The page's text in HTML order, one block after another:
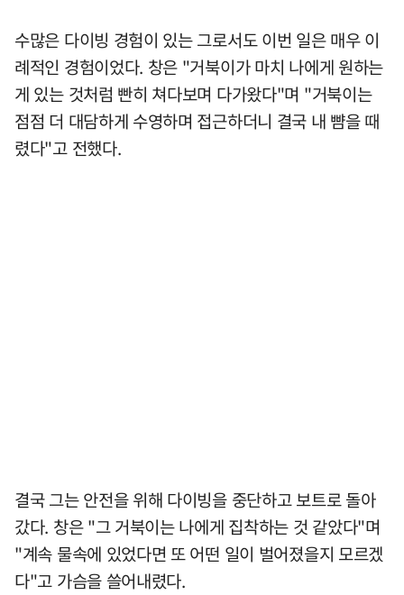
수많은 다이빙 경험이 있는 그로서도 이번 일은 매우 이
례적인 경험이었다. 창은 "거북이가 마치 나에게 원하는
게 있는 것처럼 빤히 쳐다보며 다가왔다"며 "거북이는
점점 더 대담하게 수영하며 접근하더니 결국 내 뺨을 때
렸다"고 전했다.
결국 그는 안전을 위해 다이빙을 중단하고 보트로 돌아
갔다. 창은 "그 거북이는 나에게 집착하는 것 같았다"며
"계속 물속에 있었다면 또 어떤 일이 벌어졌을지 모르겠
다"고 가슴을 쓸어내렸다.